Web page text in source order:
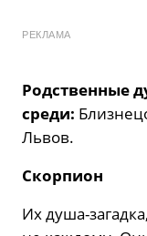
РЕКЛАМА
Родственные
среди:
Львов.
Скорпион
Их душа-